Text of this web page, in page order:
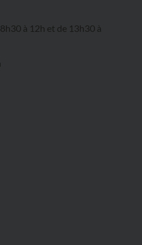
à 12h et de 13h30 à